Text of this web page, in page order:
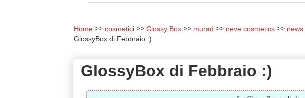
Home cosmetici Glossy Box murad neve cosmetics news
GlossyBox di Febbraio :)
GlossyBox di Febbraio :)